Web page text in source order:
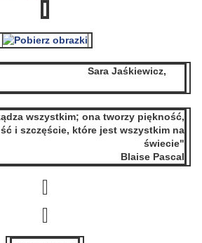
wszystkim; ona tworzy piękność,
i szczęście, które jest wszystkim na
świecie"
Blaise Pascal